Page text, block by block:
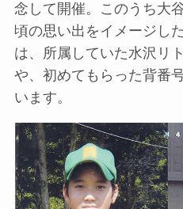
念して開催。このうち大
頃の思い出をイメージし
は、所属していた水沢リ
や、初めてもらった背番
います。